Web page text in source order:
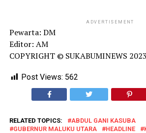
ADVERTISEMENT
Pewarta: DM
Editor: AM
COPYRIGHT © SUKABUMINEWS 2023
Post Views: 562
RELATED TOPICS:
ABDUL GANI KASUBA
GUBERNUR MALUKU UTARA
HEADLINE